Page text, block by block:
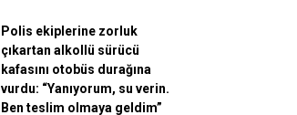
Polis ekiplerine zorluk
çıkartan alkollü sürücü
kafasını otobüs durağına
vurdu: “Yanıyorum, su verin.
Ben teslim olmaya geldim”